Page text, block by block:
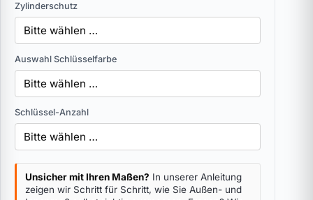
Zylinderschutz
Auswahl Schlüsselfarbe
Schlüssel-Anzahl
Unsicher mit Ihren Maßen? In unserer Anleitung
zeigen wir Schritt für Schritt, wie Sie Außen- und